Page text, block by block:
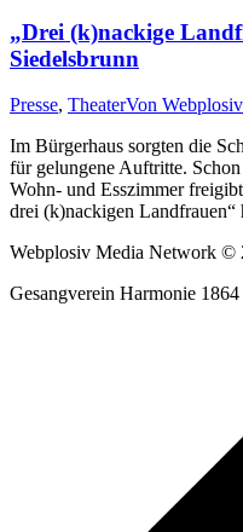
„Drei (k)nackige
Siedelsbrunn
Presse, TheaterVon Webplosiv
Im Bürgerhaus sorgten die
für gelungene Auftritte.
Wohn- und Esszimmer
drei (k)nackigen
Webplosiv Media Network ©
Gesangverein Harmonie